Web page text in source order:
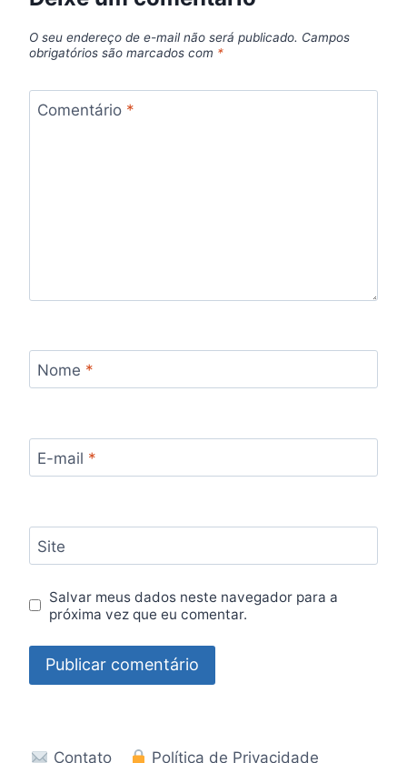
O seu endereço de e-mail não será publicado. Campos
obrigatórios são marcados com *
Comentário *
Nome *
E-mail *
Site
Salvar meus dados neste navegador para a
próxima vez que eu comentar.
Contato Política de Privacidade